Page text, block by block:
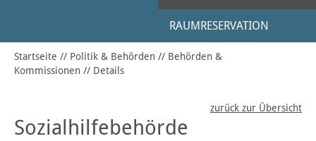
RAUMRESERVATION
Startseite Politik & Behörden
Behörden &
Kommissionen
Details
zurück zur Übersicht
Sozialhilfebehörde